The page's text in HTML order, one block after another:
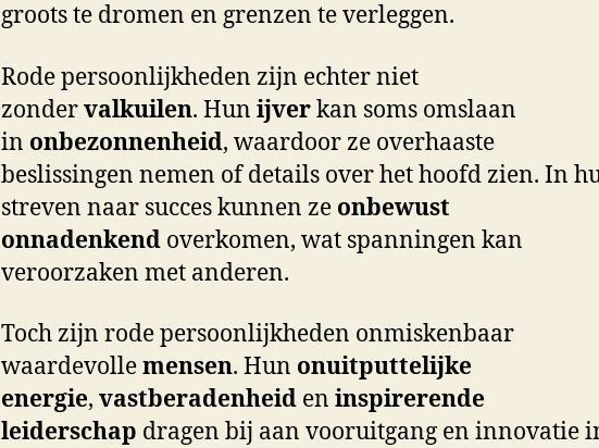
groots te dromen en grenzen te verleggen.
Rode persoonlijkheden zijn echter niet
zondervalkuilen. Hun ijverkan soms omslaan
in onbezonnenheid, waardoor ze overhaaste
beslissingen nemen of details over het hoofd zien. In
streven naar succes kunnen ze onbewust
onnadenkend overkomen, wat spanningen kan
veroorzaken met anderen.
Toch zijn rode persoonlijkheden onmiskenbaar
waardevollemensen. Hun onuitputtelijke
energie, vastberadenheid en inspirerende
leiderschap dragen bij aan vooruitgang en innovatie